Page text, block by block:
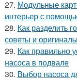
27. Модульные
интерьер с
28. Как разделить
советы и
29. Как правильно
насоса в подвале
30. Выбор насоса